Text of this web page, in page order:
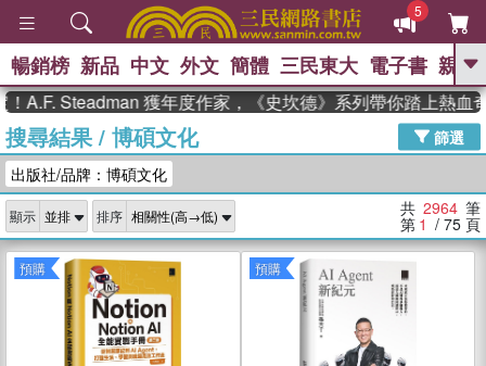
5
GO
高希均教授回憶錄
、 The Odyssey 、 父親節 、 如果歷
獎 臺灣漫遊錄 、 方念華 、 台灣的李
登輝時代
數學女孩：黎曼猜想 、
偉大的迷走神經
暢銷榜 新品 中文 外文 簡體 三民東大 電子書 親子
獲年度作家，《史坎德》系列帶你踏上熱血奇幻旅程
搜尋結果/ 博碩文化
篩選
出版社/品牌：博碩文化
顯示 排序 共 2964 筆
第 1 / 75 頁
預購 預購